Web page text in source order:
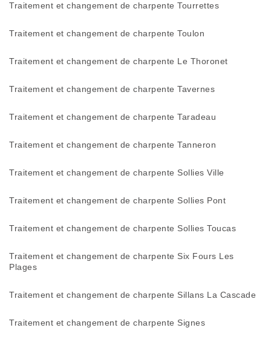
Traitement et changement de charpente Tourrettes
Traitement et changement de charpente Toulon
Traitement et changement de charpente Le Thoronet
Traitement et changement de charpente Tavernes
Traitement et changement de charpente Taradeau
Traitement et changement de charpente Tanneron
Traitement et changement de charpente Sollies Ville
Traitement et changement de charpente Sollies Pont
Traitement et changement de charpente Sollies Toucas
Traitement et changement de charpente Six Fours Les
Plages
Traitement et changement de charpente Sillans La Cascade
Traitement et changement de charpente Signes